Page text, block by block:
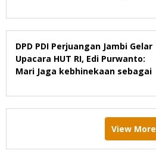
DPD PDI Perjuangan Jambi Gelar
Upacara HUT RI, Edi Purwanto:
Mari Jaga kebhinekaan sebagai
View More